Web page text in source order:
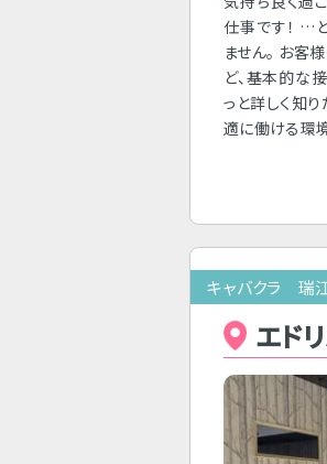
仕事です！ …
ません。 お客
ど、基本的な
っと詳しく知
適に働ける環
キャバクラ 瑞
エド